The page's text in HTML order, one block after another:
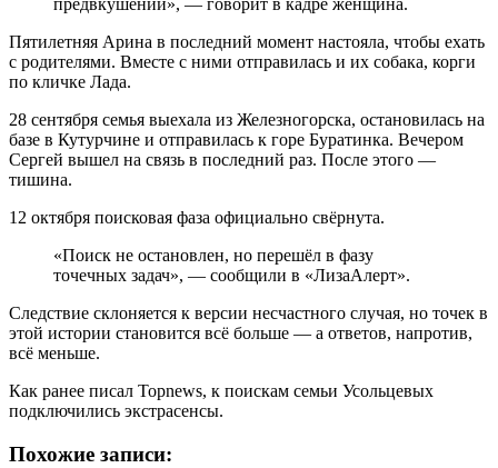
Пятилетняя Арина в последний момент настояла, чтобы ехать
с родителями. Вместе с ними отправилась и их собака, корги
по кличке Лада.
28 сентября семья выехала из Железногорска, остановилась на
базе в Кутурчине и отправилась к горе Буратинка. Вечером
Сергей вышел на связь в последний раз. После этого —
тишина.
12 октября поисковая фаза официально свёрнута.
«Поиск не остановлен, но перешёл в фазу
точечных задач», — сообщили в «ЛизаАлерт».
Следствие склоняется к версии несчастного случая, но точек в
этой истории становится всё больше — а ответов, напротив,
всё меньше.
Как ранее писал Topnews, к поискам семьи Усольцевых
подключились экстрасенсы.
Похожие записи: